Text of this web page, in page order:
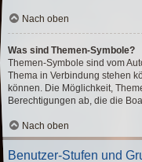
Nach oben
Was sind Themen-Symbole?
Themen-Symbole sind vom
Thema in Verbindung stehen
können. Die Möglichkeit,
Berechtigungen ab, die die
Nach oben
Benutzer-Stufen und